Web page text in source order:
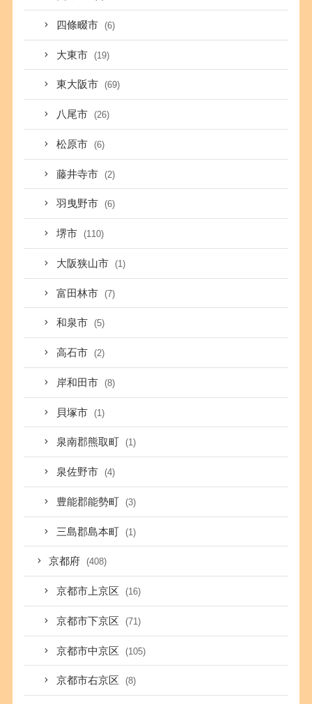
四條畷市 (6)
大東市 (19)
東大阪市 (69)
八尾市 (26)
松原市 (6)
藤井寺市 (2)
羽曳野市 (6)
堺市 (110)
大阪狭山市 (1)
富田林市 (7)
和泉市 (5)
高石市 (2)
岸和田市 (8)
貝塚市 (1)
泉南郡熊取町 (1)
泉佐野市 (4)
豊能郡能勢町 (3)
三島郡島本町 (1)
京都府 (408)
京都市上京区 (16)
京都市下京区 (71)
京都市中京区 (105)
京都市右京区 (8)